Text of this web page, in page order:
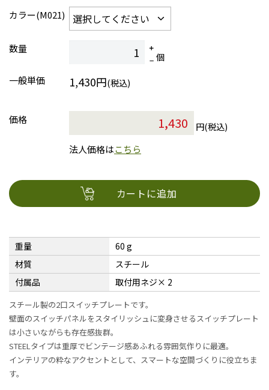
カラー(M021)
数量
個
一般単価
1,430円(税込)
価格
円(税込)
法人価格はこちら
カートに追加
重量
60 g
材質
スチール
付属品
取付用ネジ× 2
スチール製の2口スイッチプレートです。
壁面のスイッチパネルをスタイリッシュに変身させるスイッチプレート
は小さいながらも存在感抜群。
STEELタイプは重厚でビンテージ感あふれる雰囲気作りに最適。
インテリアの粋なアクセントとして、スマートな空間づくりに役立ちま
す。